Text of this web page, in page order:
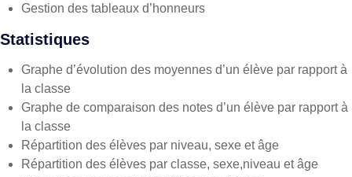
Gestion des tableaux d’honneurs
Statistiques
Graphe d’évolution des moyennes d’un élève par rapport à
la classe
Graphe de comparaison des notes d’un élève par rapport à
la classe
Répartition des élèves par niveau, sexe et âge
Répartition des élèves par classe, sexe,niveau et âge